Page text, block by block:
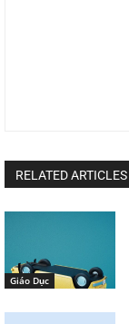
RELATED ARTICLES
Giáo Dục